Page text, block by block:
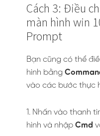
Cách 3: Điều
màn hình win
Prompt
Bạn cũng có thể
hình bằng
vào các bước thực
1. Nhấn vào thanh
hình và nhập Cmd